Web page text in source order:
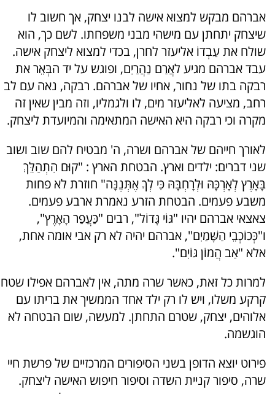
אברהם מבקש למצוא אישה לבנו יצחק, אך חשוב לו
שיצחק יתחתן עם מישהי מבני משפחתו. לשם כך, הוא
שולח את עַבְדוֹ אליעזר לחרן, בכדי למצוא ליצחק אישה.
עבד אברהם מגיע לאֲרַם נַהֲרַיִם, ופוגש על יד הבְּאֵר את
רבקה בתו של נחור, אחיו של אברהם. רבקה, נאה עם לב
רחב, מציעה לאליעזר מים, לו ולגמליו, וזה מבין שאין זה
מקרה וכי רבקה היא האישה המתאימה והמיועדת ליצחק.
לאורך חייהם של אברהם ושרה, ה' מבטיח להם שוב ושוב
שני דברים: ילדים וארץ. הבטחת הארץ : "קוּם הִתְהַלֵּךְ
בָּאָרֶץ לְאָרְכָּהּ וּלְרָחְבָּהּ כִּי לְךָ אֶתְּנֶנָּה" חוזרת לא פחות
משבע פעמים. הבטחת הזרע נאמרת ארבע פעמים.
צאצאי אברהם יהיו "גּוֹי גָּדוֹל", רבים "כַּעֲפַר הָאָרֶץ",
ו"כְּכוֹכְבֵי הַשָּׁמַיִם", אברהם יהיה לא רק אבי אומה אחת,
אלא "אַב הֲמוֹן גּוֹיִם".
למרות כל זאת, כאשר שרה מתה, אין לאברהם אפילו שטח
קרקע משלו, ויש לו רק ילד אחד הממשיך את בריתו עם
אלוהים, יצחק, שטרם התחתן. למעשה, שום הבטחה לא
הוגשמה.
פירוט יוצא הדופן בשני הסיפורים המרכזיים של פרשת חיי
שרה, סיפור קניית השדה וסיפור חיפוש האישה ליצחק.